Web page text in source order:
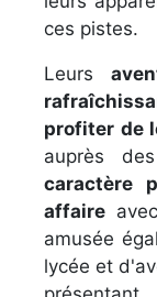
ces pistes.
Leurs
profiter de
auprès
caractère
affaire
amusée
lycée et